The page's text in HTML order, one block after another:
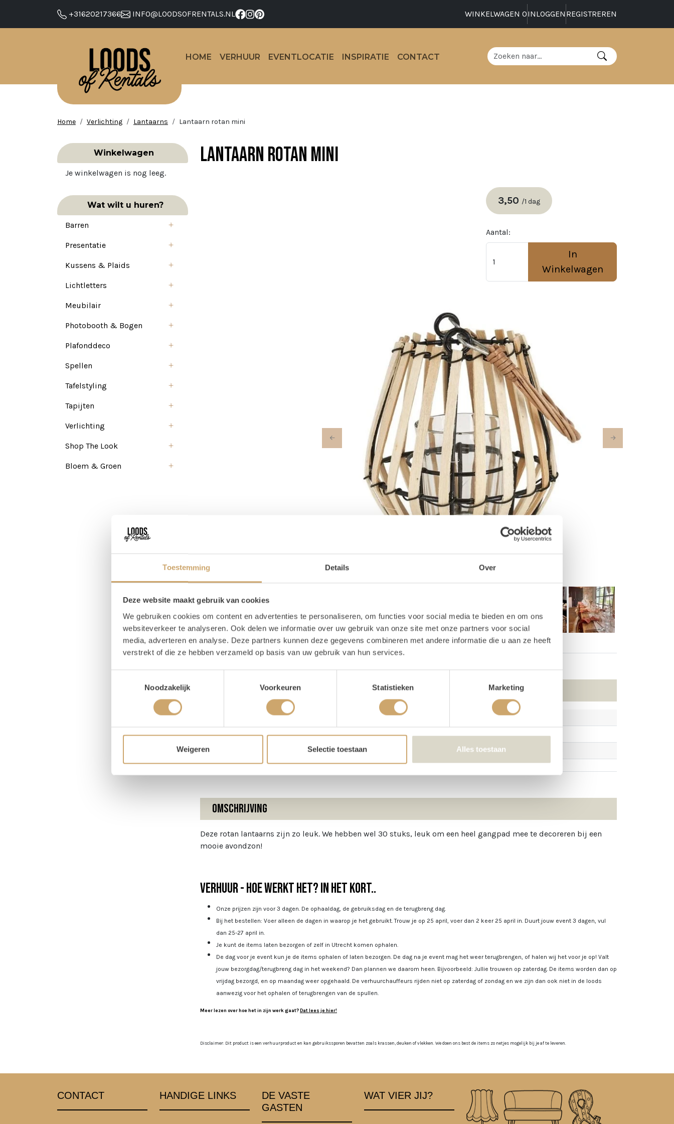
Toestemming Details Over
Deze website maakt gebruik van cookies
We gebruiken cookies om content en advertenties te personaliseren, om functies voor social media te bieden en om ons
websiteverkeer te analyseren. Ook delen we informatie over uw gebruik van onze site met onze partners voor social
media, adverteren en analyse. Deze partners kunnen deze gegevens combineren met andere informatie die u aan ze heeft
verstrekt of die ze hebben verzameld op basis van uw gebruik van hun services.
Noodzakelijk
Voorkeuren Statistieken Marketing
Weigeren Selectie toestaan Alles toestaan
+31620217366 INFO@LOODSOFRENTALS.NL WINKELWAGEN 0INLOGGEN REGISTREREN
HOME VERHUUR EVENTLOCATIE INSPIRATIE CONTACT
Home Verlichting Lantaarns Lantaarn rotan mini
Winkelwagen
Je winkelwagen is nog leeg.
Wat wilt u huren?
Barren
Presentatie
Kussens & Plaids
Lichtletters
Meubilair
Photobooth & Bogen
Plafonddeco
Spellen
Tafelstyling
Tapijten
Verlichting
Shop The Look
Bloem & Groen
Lantaarn rotan mini
3,50 /1 dag
Aantal:
In
Winkelwagen
Previous Next
Producteigenschappen
Magazijn voorraad
Hoogte
13 cm
Diameter
Omschrijving
Deze rotan lantaarns zijn zo leuk. We hebben wel 30 stuks, leuk om een heel gangpad mee te decoreren bij een
mooie avondzon!
Verhuur - Hoe werkt het? In het kort..
Onze prijzen zijn voor 3 dagen. De ophaaldag, de gebruiksdag en de terugbreng dag.
Bij het bestellen: Voer alleen de dagen in waarop je het gebruikt. Trouw je op 25 april, voer dan 2 keer 25 april in. Duurt jouw event 3 dagen, vul
dan 25-27 april in.
Je kunt de items laten bezorgen of zelf in Utrecht komen ophalen.
De dag voor je event kun je de items ophalen of laten bezorgen. De dag na je event mag het weer terugbrengen, of halen wij het voor je op! Valt
jouw bezorgdag/terugbreng dag in het weekend? Dan plannen we daarom heen. Bijvoorbeeld: Jullie trouwen op zaterdag. De items worden dan op
vrijdag bezorgd, en op maandag weer opgehaald. De verhuurchauffeurs rijden niet op zaterdag of zondag en we zijn dan ook niet in de loods
aanwezig voor het ophalen of terugbrengen van de spullen.
Meer lezen over hoe het in zijn werk gaat?Dat lees je hier!
Disclaimer: Dit product is een verhuurproduct en kan gebruikssporen bevatten zoals krassen, deuken of vlekken. We doen ons best de items zo netjes mogelijk bij je af te leveren.
CONTACT HANDIGE LINKS
DE VASTE
GASTEN
WAT VIER JIJ?